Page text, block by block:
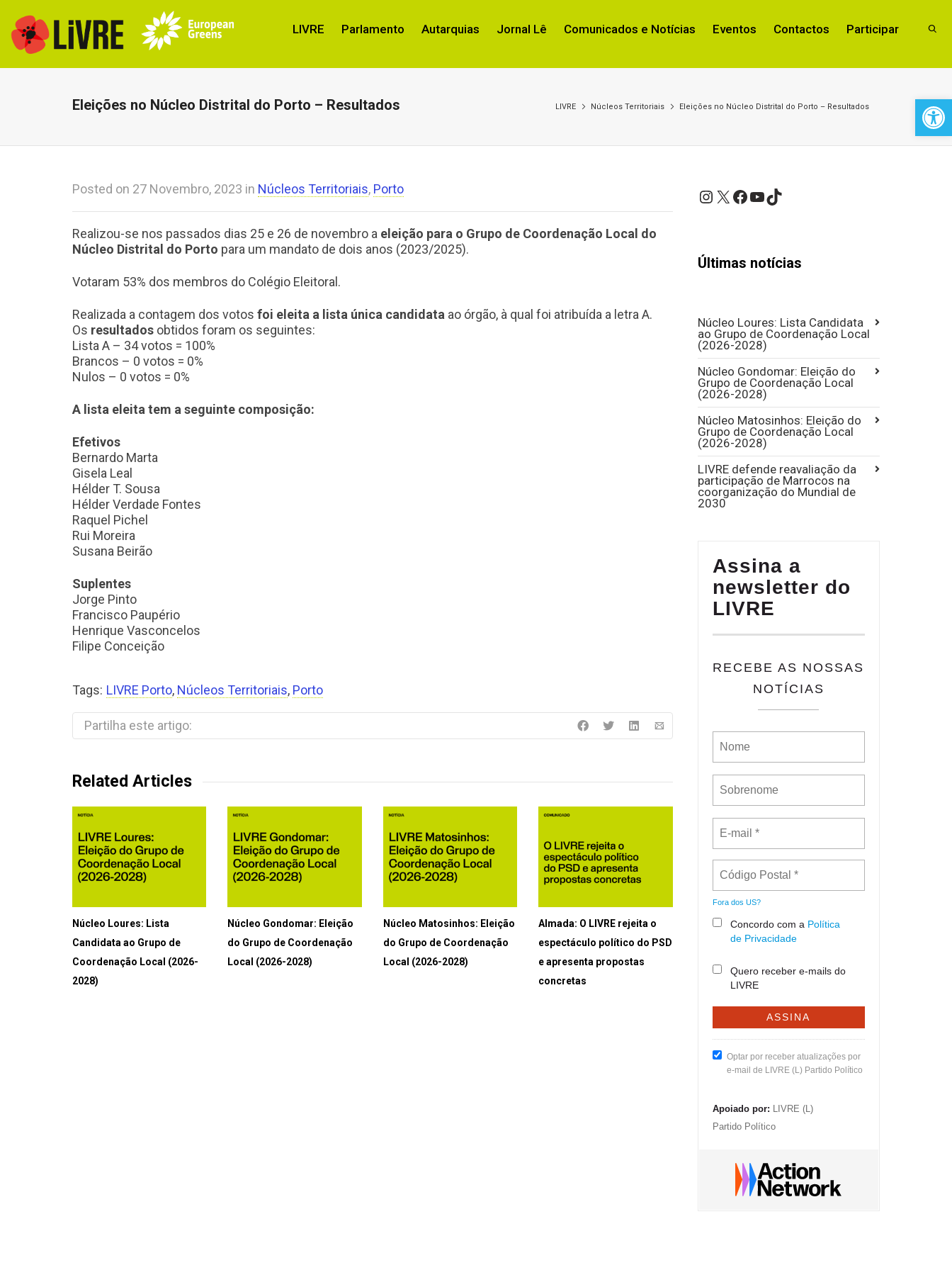
LIVRE Parlamento Autarquias Jornal Lê Comunicados e Notícias Eventos Contactos Participar
Eleições no Núcleo Distrital do Porto – Resultados LIVRE Núcleos Territoriais Eleições no Núcleo Distrital do Porto – Resultados
Posted on 27 Novembro, 2023 in Núcleos Territoriais, Porto
Realizou-se nos passados dias 25 e 26 de novembro a eleição para o Grupo de Coordenação Local do
Núcleo Distrital do Porto para um mandato de dois anos (2023/2025).
Votaram 53% dos membros do Colégio Eleitoral.
Realizada a contagem dos votos foi eleita a lista única candidata ao órgão, à qual foi atribuída a letra A.
Os resultados obtidos foram os seguintes:
Lista A – 34 votos = 100%
Brancos – 0 votos = 0%
Nulos – 0 votos = 0%
A lista eleita tem a seguinte composição:
Efetivos
Bernardo Marta
Gisela Leal
Hélder T. Sousa
Hélder Verdade Fontes
Raquel Pichel
Rui Moreira
Susana Beirão
Suplentes
Jorge Pinto
Francisco Paupério
Henrique Vasconcelos
Filipe Conceição
Tags: LIVRE Porto, Núcleos Territoriais, Porto
Partilha este artigo:
Related Articles
Núcleo Loures: Lista
Candidata ao Grupo de
Coordenação Local (2026-
2028)
Núcleo Gondomar: Eleição
do Grupo de Coordenação
Local (2026-2028)
Núcleo Matosinhos: Eleição
do Grupo de Coordenação
Local (2026-2028)
Almada: O LIVRE rejeita o
espectáculo político do PSD
e apresenta propostas
concretas
Instagram
X Facebook
YouTube
TikTok
Últimas notícias
Núcleo Loures: Lista Candidata
ao Grupo de Coordenação Local
(2026-2028)
Núcleo Gondomar: Eleição do
Grupo de Coordenação Local
(2026-2028)
Núcleo Matosinhos: Eleição do
Grupo de Coordenação Local
(2026-2028)
LIVRE defende reavaliação da
participação de Marrocos na
coorganização do Mundial de
2030
Assina a
newsletter do
LIVRE
RECEBE AS NOSSAS
NOTÍCIAS
Fora dos US?
Concordo com a Política
de Privacidade
Quero receber e-mails do
LIVRE
Optar por receber atualizações por
e-mail de LIVRE (L) Partido Político
Apoiado por: LIVRE (L)
Partido Político